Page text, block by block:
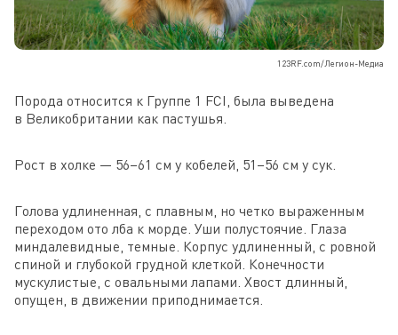
123RF.com/Легион-Медиа
Порода относится к Группе 1 FCI, была выведена
в Великобритании как пастушья.
Рост в холке — 56–61 см у кобелей, 51–56 см у сук.
Голова удлиненная, с плавным, но четко выраженным
переходом ото лба к морде. Уши полустоячие. Глаза
миндалевидные, темные. Корпус удлиненный, с ровной
спиной и глубокой грудной клеткой. Конечности
мускулистые, с овальными лапами. Хвост длинный,
опущен, в движении приподнимается.